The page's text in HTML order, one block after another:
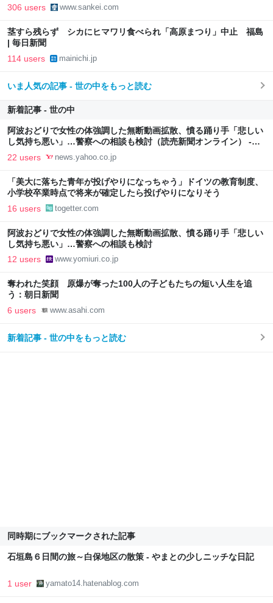
306 users www.sankei.com
茎すら残らず シカにヒマワリ食べられ「高原まつり」中止 福島
| 毎日新聞
114 users mainichi.jp
いま人気の記事 - 世の中をもっと読む
新着記事 - 世の中
阿波おどりで女性の体強調した無断動画拡散、憤る踊り手「悲しい
し気持ち悪い」…警察への相談も検討（読売新聞オンライン） -
Yahoo!ニュース
22 users news.yahoo.co.jp
「美大に落ちた青年が投げやりになっちゃう」ドイツの教育制度、
小学校卒業時点で将来が確定したら投げやりになりそう
16 users togetter.com
阿波おどりで女性の体強調した無断動画拡散、憤る踊り手「悲しい
し気持ち悪い」…警察への相談も検討
12 users www.yomiuri.co.jp
奪われた笑顔 原爆が奪った100人の子どもたちの短い人生を追
う：朝日新聞
6 users www.asahi.com
新着記事 - 世の中をもっと読む
同時期にブックマークされた記事
石垣島６日間の旅～白保地区の散策 - やまとの少しニッチな日記
1 user yamato14.hatenablog.com